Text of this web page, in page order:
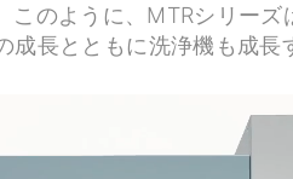
のように、MTRシリー
長とともに洗浄機も成長